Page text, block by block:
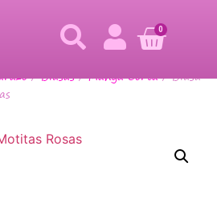
0
/Blusas/Manga Corta/ Blusa